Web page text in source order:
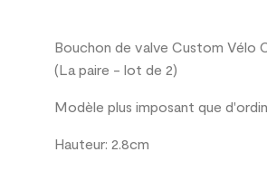
Bouchon de valve Custom Vélo
(La paire - lot de 2)
Modèle plus imposant que
Hauteur: 2.8cm